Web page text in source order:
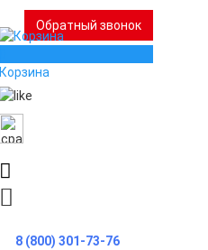
Обратный звонок
Корзина
8 (800) 301-73-76